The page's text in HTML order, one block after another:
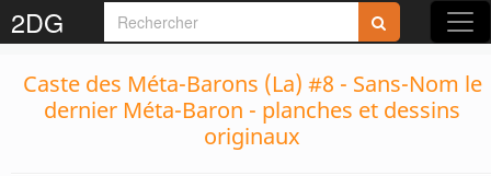
2DG
Caste des Méta-Barons (La) #8 - Sans-Nom le
dernier Méta-Baron - planches et dessins
originaux